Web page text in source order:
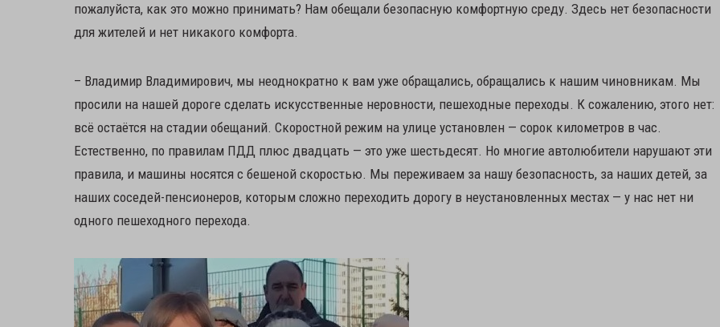
пожалуйста, как это можно принимать? Нам обещали безопасную комфортную среду. Здесь нет безопасности
для жителей и нет никакого комфорта.
– Владимир Владимирович, мы неоднократно к вам уже обращались, обращались к нашим чиновникам. Мы
просили на нашей дороге сделать искусственные неровности, пешеходные переходы. К сожалению, этого нет:
всё остаётся на стадии обещаний. Скоростной режим на улице установлен — сорок километров в час.
Естественно, по правилам ПДД плюс двадцать — это уже шестьдесят. Но многие автолюбители нарушают эти
правила, и машины носятся с бешеной скоростью. Мы переживаем за нашу безопасность, за наших детей, за
наших соседей-пенсионеров, которым сложно переходить дорогу в неустановленных местах — у нас нет ни
одного пешеходного перехода.